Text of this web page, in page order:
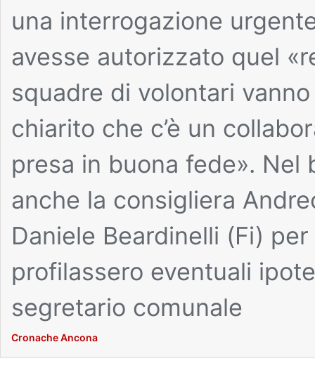
una interrogazione
avesse autorizzato quel
squadre di volontari vanno
chiarito che c’è un
presa in buona fede».
anche la consigliera
Daniele Beardinelli (Fi)
profilassero eventuali
segretario comunale
Cronache Ancona